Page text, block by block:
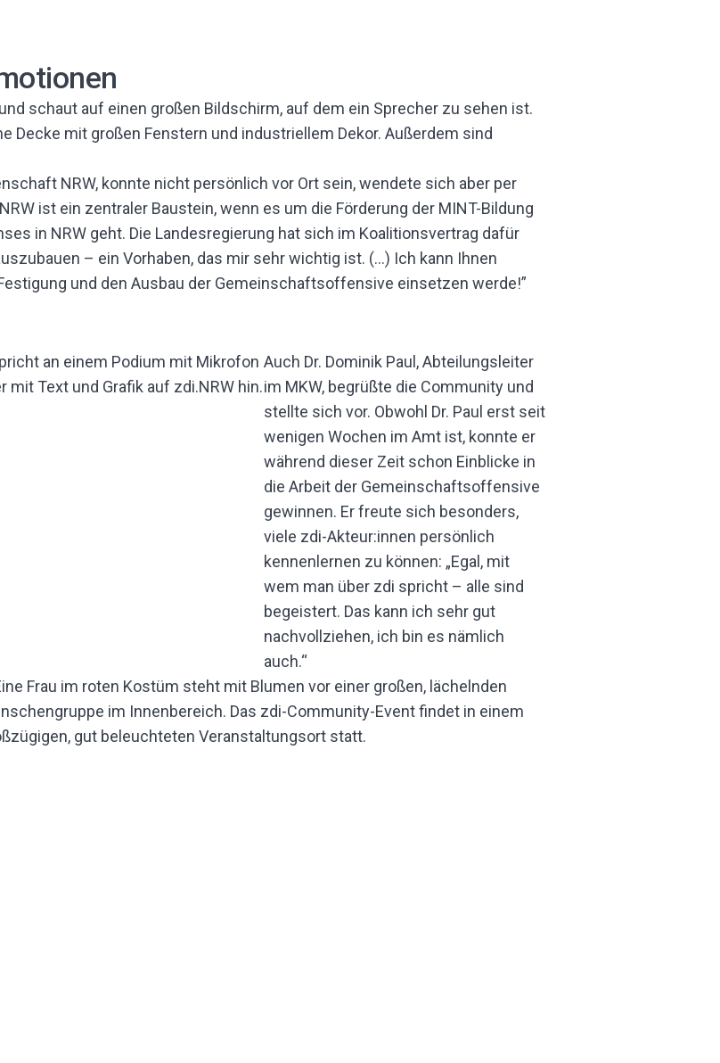
NRW, konnte nicht persönlich vor Ort sein, wendete sich aber per
ist ein zentraler Baustein, wenn es um die Förderung der MINT-Bildung
in NRW geht. Die Landesregierung hat sich im Koalitionsvertrag dafür
– ein Vorhaben, das mir sehr wichtig ist. (…) Ich kann Ihnen
und den Ausbau der Gemeinschaftsoffensive einsetzen werde!”
Auch Dr. Dominik Paul, Abteilungsleiter
im MKW, begrüßte die Community und
stellte sich vor. Obwohl Dr. Paul erst seit
wenigen Wochen im Amt ist, konnte er
während dieser Zeit schon Einblicke in
die Arbeit der Gemeinschaftsoffensive
gewinnen. Er freute sich besonders,
viele zdi-Akteur:innen persönlich
kennenlernen zu können: „Egal, mit
wem man über zdi spricht – alle sind
begeistert. Das kann ich sehr gut
nachvollziehen, ich bin es nämlich
auch.“